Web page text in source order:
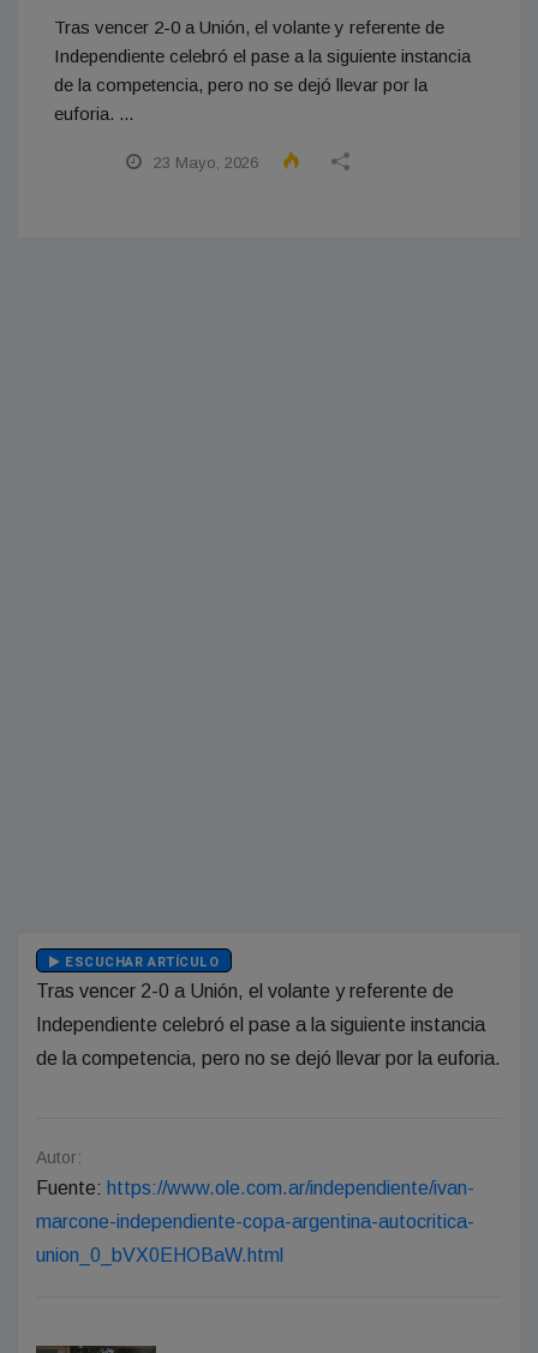
Tras vencer 2-0 a Unión, el volante y referente de
Independiente celebró el pase a la siguiente instancia
de la competencia, pero no se dejó llevar por la
euforia. ...
23 Mayo, 2026
ESCUCHAR ARTÍCULO
Tras vencer 2-0 a Unión, el volante y referente de
Independiente celebró el pase a la siguiente instancia
de la competencia, pero no se dejó llevar por la euforia.
Autor:
Fuente: https://www.ole.com.ar/independiente/ivan-
marcone-independiente-copa-argentina-autocritica-
union_0_bVX0EHOBaW.html